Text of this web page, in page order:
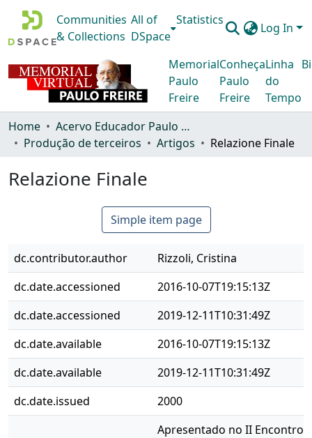
Communities
& Collections
All of
DSpace
Statistics
Log In
Memorial
Paulo
Freire
Conheça
Paulo
Freire
Linha
do
Tempo
Home
Acervo Educador Paulo Freire
Produção de terceiros
Artigos Relazione Finale
Relazione Finale
Simple item page
dc.contributor.author
Rizzoli, Cristina
dc.date.accessioned
2016-10-07T19:15:13Z
dc.date.accessioned
2019-12-11T10:31:49Z
dc.date.available
2016-10-07T19:15:13Z
dc.date.available
2019-12-11T10:31:49Z
dc.date.issued
2000
Apresentado no II Encontro